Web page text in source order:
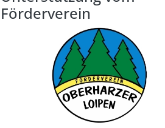
Förderverein